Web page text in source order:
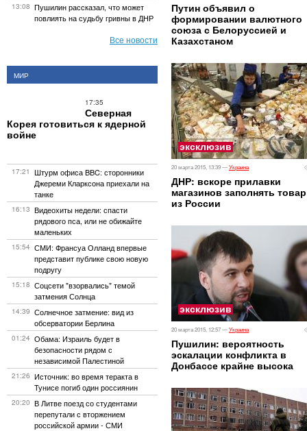
Путин объявил о
формировании валютного
союза с Белоруссией и
Казахстаном
эксклюзив
20 марта 2015, 13:39 —Украина
ДНР: вскоре прилавки
магазинов заполнять
из России
эксклюзив
20 марта 2015, 12:57 —Украина
Пушилин: вероятность
эскалации конфликта в
Донбассе крайне высока
13:08 ​Пушилин рассказал, что может
повлиять на судьбу гривны в ДНР
Все новости
МИР
17:35
Северная
Корея готовиться к ядерной
войне
17:21 Штурм офиса BBC: сторонники
Джереми Кларксона приехали на
танке
16:13 Видеохиты недели: спасти
рядового пса, или не обижайте
маленьких
15:54 СМИ: Франсуа Олланд впервые
представит публике свою новую
подругу
15:18 Соцсети "взорвались" темой
затмения Солнца
14:39 Солнечное затмение: вид из
обсерватории Берлина
01:24 Обама: Израиль будет в
безопасности рядом с
независимой Палестиной
21:26 Источник: во время теракта в
Тунисе погиб один россиянин
20:20 В Литве поезд со студентами
перепутали с вторжением
российской армии - СМИ